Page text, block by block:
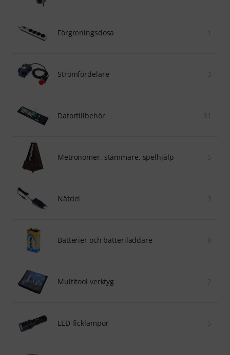
Förgreningsdosa
Strömfördelare
Datortillbehör
Metronomer, stämmare, spelhjälp
Nätdel
Batterier och batteriladdare
Multitool verktyg
LED-ficklampor